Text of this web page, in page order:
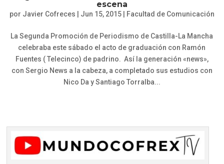
escena
por Javier Cofreces Jun 15, 2015| Facultad de Comunicación
La Segunda Promoción de Periodismo de Castilla-La Mancha
celebraba este sábado el acto de graduación con Ramón
Fuentes ( Telecinco) de padrino. Así la generación «news»,
con Sergio News a la cabeza, a completado sus estudios con
Nico Da y Santiago Torralba...